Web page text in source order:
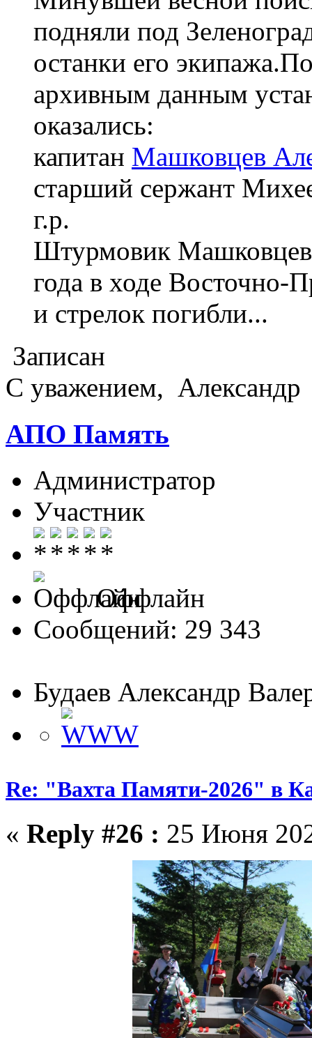
подняли под
останки его
архивным данным
оказались:
капитан Машковцев
старший сержант
г.р.
Штурмовик
года в ходе Восточно-
и стрелок погибли...
Записан
С уважением, Александр
АПО Память
Администратор
Участник
Оффлайн
Сообщений: 29 343
Будаев Александр
Re: "Вахта Памяти-2026" в
« Reply #26 : 25 Июня